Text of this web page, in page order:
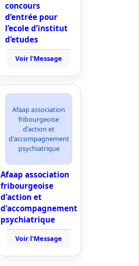
concours
d’entrée pour
l’ecole d’institut
d’etudes
Voir l'Message
Afaap association
fribourgeoise
d'action et
d'accompagnement
psychiatrique
Afaap association
fribourgeoise
d'action et
d'accompagnement
psychiatrique
Voir l'Message